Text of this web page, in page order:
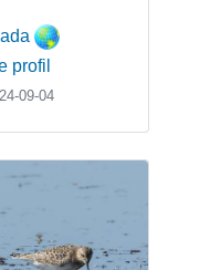
profil
09-04